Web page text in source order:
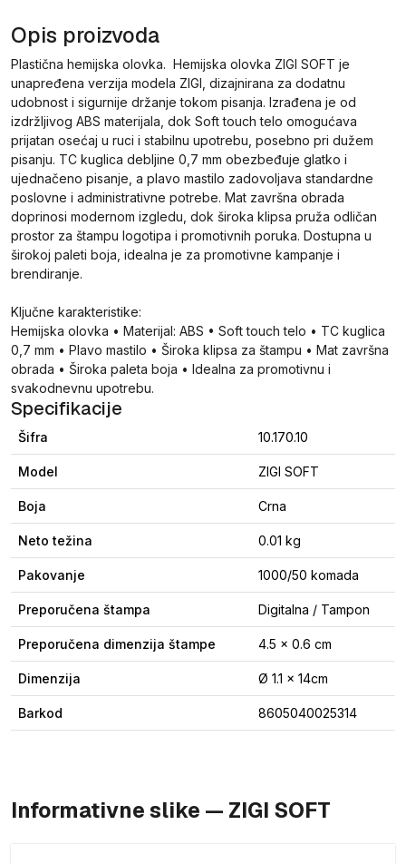
Opis proizvoda
Plastična hemijska olovka. Hemijska olovka ZIGI SOFT je
unapređena verzija modela ZIGI, dizajnirana za dodatnu
udobnost i sigurnije držanje tokom pisanja. Izrađena je od
izdržljivog ABS materijala, dok Soft touch telo omogućava
prijatan osećaj u ruci i stabilnu upotrebu, posebno pri dužem
pisanju. TC kuglica debljine 0,7 mm obezbeđuje glatko i
ujednačeno pisanje, a plavo mastilo zadovoljava standardne
poslovne i administrativne potrebe. Mat završna obrada
doprinosi modernom izgledu, dok široka klipsa pruža odličan
prostor za štampu logotipa i promotivnih poruka. Dostupna u
širokoj paleti boja, idealna je za promotivne kampanje i
brendiranje.
Ključne karakteristike:
Hemijska olovka • Materijal: ABS • Soft touch telo • TC kuglica
0,7 mm • Plavo mastilo • Široka klipsa za štampu • Mat završna
obrada • Široka paleta boja • Idealna za promotivnu i
svakodnevnu upotrebu.
Specifikacije
Šifra 10.170.10
Model ZIGI SOFT
Boja Crna
Neto težina 0.01 kg
Pakovanje 1000/50 komada
Preporučena štampa Digitalna / Tampon
Preporučena dimenzija štampe 4.5 x 0.6 cm
Dimenzija Ø 1.1 x 14cm
Barkod 8605040025314
Informativne slike — ZIGI SOFT